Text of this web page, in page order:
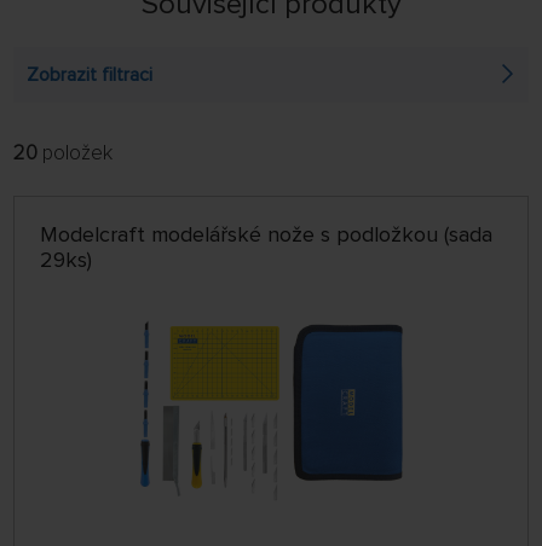
Zobrazit filtraci
FILTROVAT:
64 NA STRÁNCE
20 položek
Modelcraft modelářské nože s podložkou (sada
29ks)